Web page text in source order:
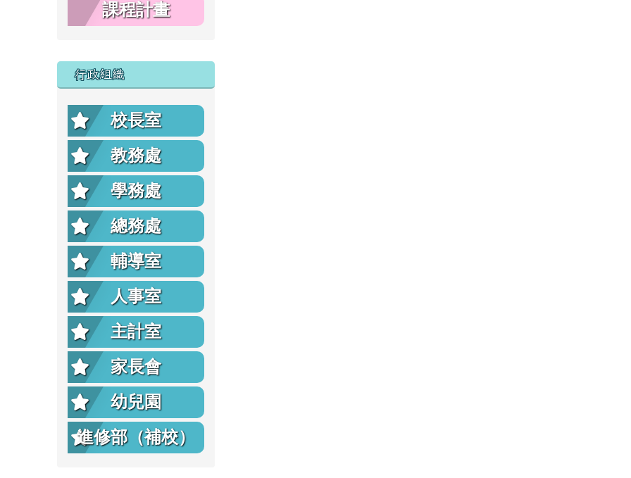
課程計畫
行政組織
校長室
教務處
學務處
總務處
輔導室
人事室
主計室
家長會
幼兒園
進修部（補校）